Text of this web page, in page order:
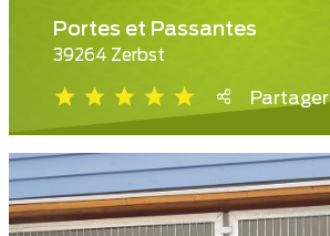
Portes et Passantes
39264 Zerbst
Partager